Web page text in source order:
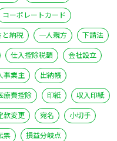
コーポレートカード
と納税 一人親方
下請法
仕入控除税額
会社設立
事業主
出納帳
療費控除 印紙
収入印紙
款変更 宛名
小切手
票
損益分岐点